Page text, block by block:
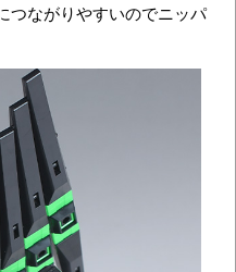
つながりやすいのでニッパ